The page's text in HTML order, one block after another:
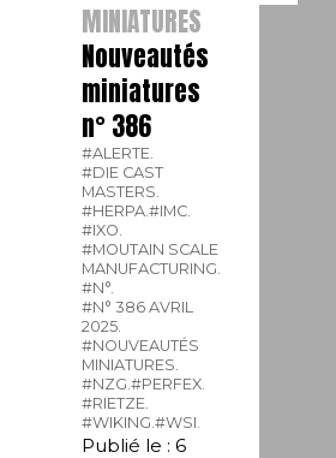
MINIATURES
Nouveautés
miniatures
n° 386
#ALERTE.
#DIE CAST
MASTERS.
#HERPA. #IMC.
#IXO.
#MOUTAIN SCALE
MANUFACTURING.
#N°.
#N° 386 AVRIL
2025.
#NOUVEAUTÉS
MINIATURES.
#NZG. #PERFEX.
#RIETZE.
#WIKING. #WSI.
Publié le : 6